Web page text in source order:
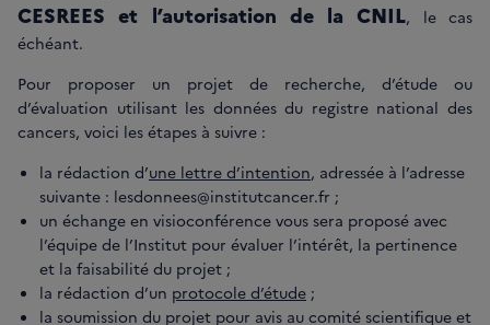
CESREES et l’autorisation de la CNIL, le cas
échéant.
Pour proposer un projet de recherche, d’étude ou
d’évaluation utilisant les données du registre national des
cancers, voici les étapes à suivre :
la rédaction d’une lettre d’intention, adressée à l’adresse
suivante : lesdonnees@institutcancer.fr ;
un échange en visioconférence vous sera proposé avec
l’équipe de l’Institut pour évaluer l’intérêt, la pertinence
et la faisabilité du projet ;
la rédaction d’un protocole d’étude ;
la soumission du projet pour avis au comité scientifique et